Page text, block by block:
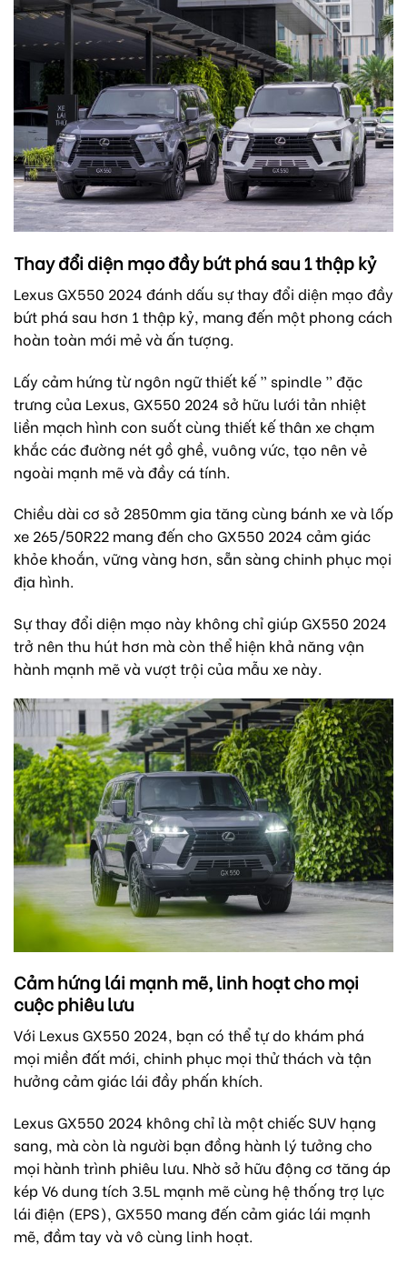
Thay đổi diện mạo đầy bứt phá sau 1 thập kỷ
Lexus GX550 2024 đánh dấu sự thay đổi diện mạo đầy
bứt phá sau hơn 1 thập kỷ, mang đến một phong cách
hoàn toàn mới mẻ và ấn tượng.
Lấy cảm hứng từ ngôn ngữ thiết kế ” spindle ” đặc
trưng của Lexus, GX550 2024 sở hữu lưới tản nhiệt
liền mạch hình con suốt cùng thiết kế thân xe chạm
khắc các đường nét gồ ghề, vuông vức, tạo nên vẻ
ngoài mạnh mẽ và đầy cá tính.
Chiều dài cơ sở 2850mm gia tăng cùng bánh xe và lốp
xe 265/50R22 mang đến cho GX550 2024 cảm giác
khỏe khoắn, vững vàng hơn, sẵn sàng chinh phục mọi
địa hình.
Sự thay đổi diện mạo này không chỉ giúp GX550 2024
trở nên thu hút hơn mà còn thể hiện khả năng vận
hành mạnh mẽ và vượt trội của mẫu xe này.
Cảm hứng lái mạnh mẽ, linh hoạt cho mọi
cuộc phiêu lưu
Với Lexus GX550 2024, bạn có thể tự do khám phá
mọi miền đất mới, chinh phục mọi thử thách và tận
hưởng cảm giác lái đầy phấn khích.
Lexus GX550 2024 không chỉ là một chiếc SUV hạng
sang, mà còn là người bạn đồng hành lý tưởng cho
mọi hành trình phiêu lưu. Nhờ sở hữu động cơ tăng áp
kép V6 dung tích 3.5L mạnh mẽ cùng hệ thống trợ lực
lái điện (EPS), GX550 mang đến cảm giác lái mạnh
mẽ, đầm tay và vô cùng linh hoạt.